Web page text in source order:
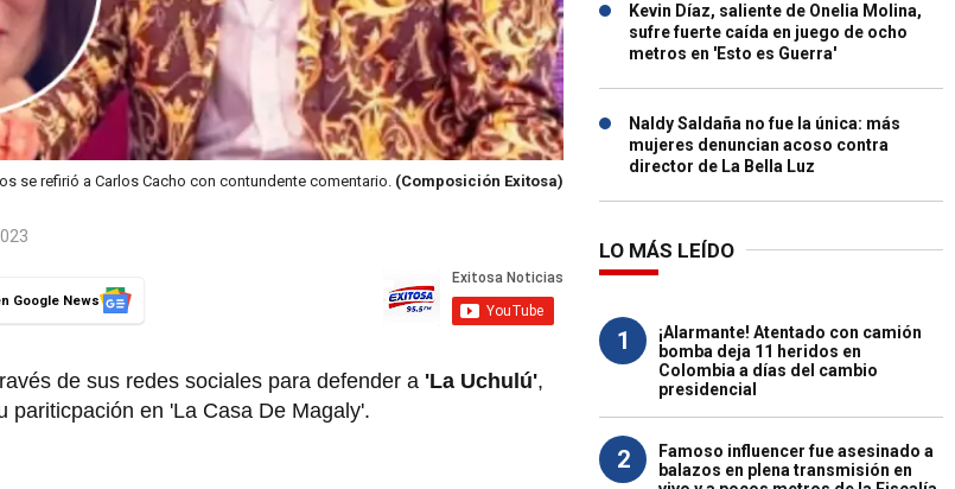
se refirió a Carlos Cacho con contundente comentario. (Composición Exitosa)
Google News
de sus redes sociales para defender a 'La Uchulú',
en 'La Casa De Magaly'.
Kevin Díaz, saliente de Onelia Molina,
sufre fuerte caída en juego de ocho
metros en 'Esto es Guerra'
Naldy Saldaña no fue la única: más
mujeres denuncian acoso contra
director de La Bella Luz
LO MÁS LEÍDO
1
¡Alarmante! Atentado con camión
bomba deja 11 heridos en
Colombia a días del cambio
presidencial
2
Famoso influencer fue asesinado a
balazos en plena transmisión en